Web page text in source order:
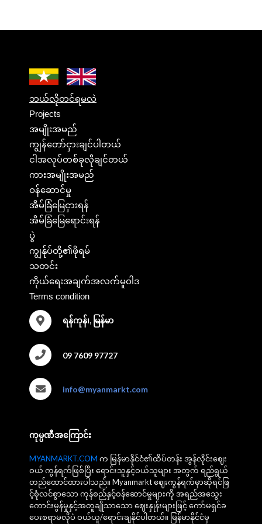
ဘယ်လိုတင်ရမလဲ
Projects
အမျိုးအမည်
ကျွန်တော်ငှားချင်ပါတယ်
ငါအလုပ်တစ်ခုလိုချင်တယ်
ကားအမျိုးအမည်
ဝန်ဆောင်မှု
အိမ်ခြံမြေငှားရန်
အိမ်ခြံမြေရောင်းရန်
ပွဲ
ကျွန်ုပ်တို့၏ဖိုရမ်
သတင်း
ကိုယ်ရေးအချက်အလက်မူဝါဒ
Terms condition
ရန်ကုန်၊, မြန်မာ
09 7609 97727
info@myanmarkt.com
ကုမ္ပဏီအကြောင်း
MYANMARKT.COM က မြန်မာနိုင်ငံ၏ထိပ်တန်း အွန်လိုင်းဈေး
ဝယ် ကွန်ရက်ဖြစ်ပြီး ရောင်းသူနှင့်ဝယ်သူများ အတွက် ရည်ရွယ်
တည်ထောင်ထားပါသည်။ Myanmarkt ဈေးကွန်ရက်မှာဆိုရင်ဖြ
င့်စုံလင်စွာသော ကုန်စည်နှင့်ဝန်ဆောင်မှုများကို အရည်အသွေး
ကောင်းမွန်မှုနှင့်အတူချိုသာသော ဈေးနှုန်းများဖြင့် ကော်မရှင်ခ
ပေးစရာမလိုပဲ ဝယ်ယူ/ရောင်းချနိုင်ပါတယ်။ မြန်မာနိုင်ငံမှ